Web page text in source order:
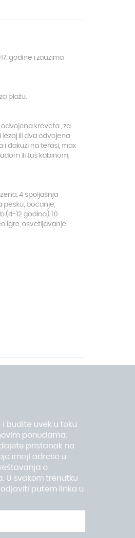
godine i zauzima
plažu.
kreveta , za
ili dva odvojena
i đakuzi na terasi, max
ili tuš kabinom,
4 spoljašnja
pesku, boćanje,
(4-12 godina), 10
igre, osvetljavanje
i budite uvek u toku
ponudama.
pristanak na
imejl adrese u
o
U svakom trenutku
putem linka u